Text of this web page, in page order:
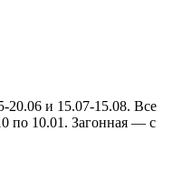
20.06 и 15.07-15.08. Все
по 10.01. Загонная — с